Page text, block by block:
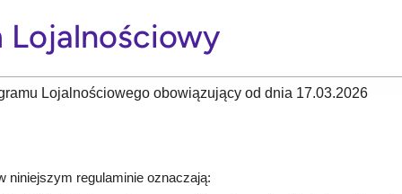
Lojalnościowy
Lojalnościowego obowiązujący od dnia 17.03.2026
niniejszym regulaminie oznaczają: